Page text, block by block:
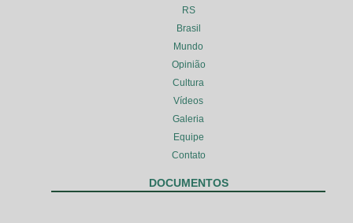
RS
Brasil
Mundo
Opinião
Cultura
Vídeos
Galeria
Equipe
Contato
DOCUMENTOS